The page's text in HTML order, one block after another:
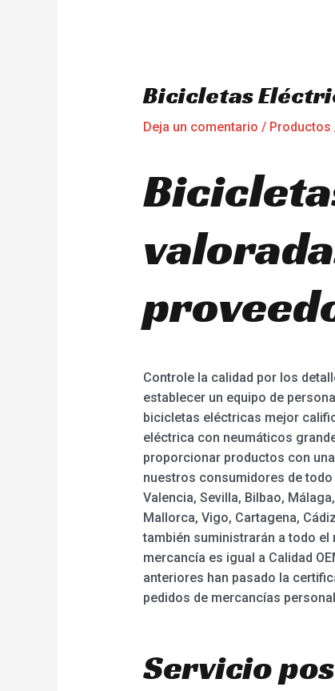
Bicicletas
Deja un comentario / Productos
Controle la calidad por los
establecer un equipo de
bicicletas eléctricas mejor
eléctrica con neumáticos
proporcionar productos con
nuestros consumidores de
Valencia, Sevilla, Bilbao,
Mallorca, Vigo, Cartagena,
también suministrarán a todo el
mercancía es igual a Calidad
anteriores han pasado la
pedidos de mercancías
Servicio